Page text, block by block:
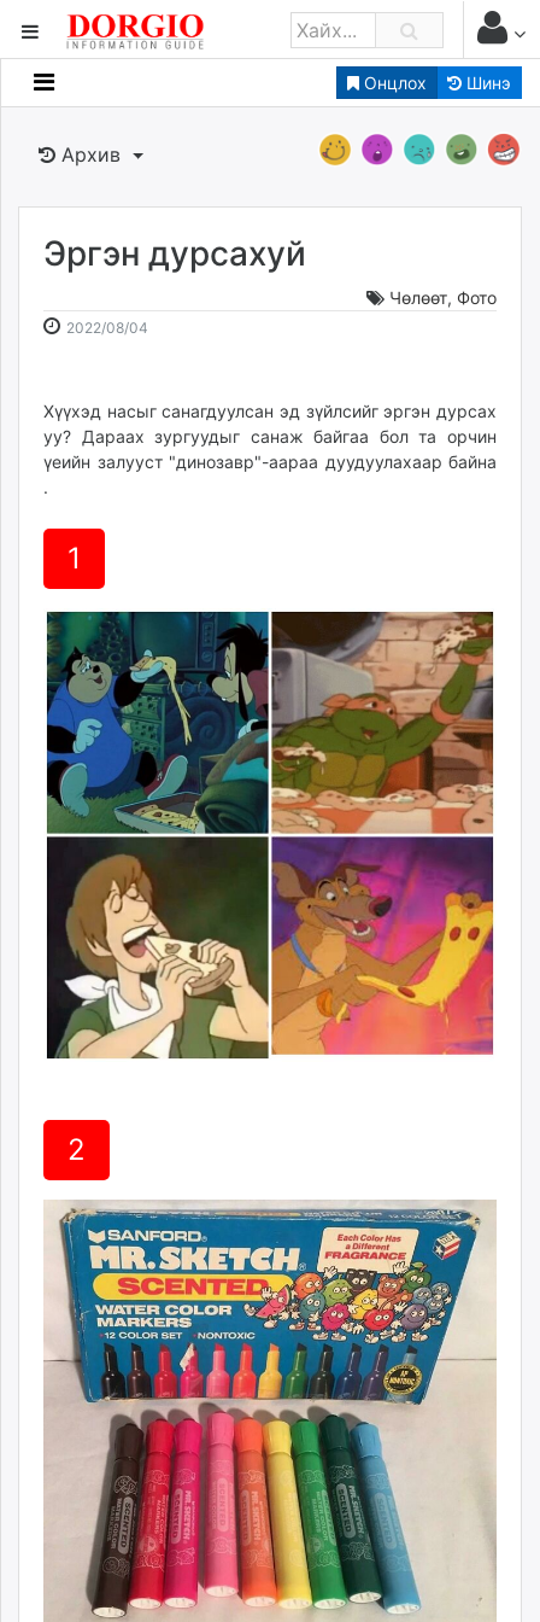
Онцлох Шинэ
Мэдээллийн
Банк санхүү
Бизнес ААН
Төрийн
Нийслэлийн
caak.mn
news.mn
zindaa.mn
Baabar.mn
tovch.mn
ikon.mn
mnb.mn
Livetv.mn
Eguur.mn
24tsag.mn
shuud.mn
eagle.mn
ergelt.mn
zarig.mn
today.mn
mminfo.mn
ugluu.mn
urlag.mn
unen.mn
asu.mn
shudarga.mn
mglradio.com
itoim.mn
tumen.mn
shuum.mn
times.mn
tvmongolia.mn
mass.mn
unegui.mn
paparazzi.mn
unread.today
Архив
Эргэн дурсахуй
Чөлөөт, Фото
2022/08/04
13:17:56
15:57:06
Хүүхэд насыг санагдуулсан эд зүйлсийг эргэн дурсах
уу? Дараах зургуудыг санаж байгаа бол та орчин
үеийн залууст "динозавр"-аараа дуудуулахаар байна
.
1
2